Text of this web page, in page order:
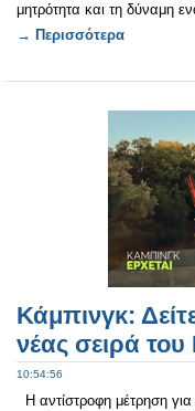
μητρότητα και τη δύναμη
→ Περισσότερα
Κάμπινγκ:
νέας σειρά του
10:54:56
Η αντίστροφη μέτρηση